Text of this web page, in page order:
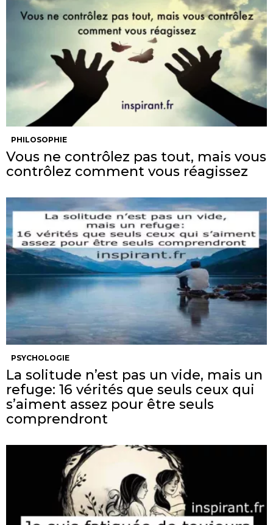
PHILOSOPHIE
Vous ne contrôlez pas tout, mais vous
contrôlez comment vous réagissez
PSYCHOLOGIE
La solitude n’est pas un vide, mais un
refuge: 16 vérités que seuls ceux qui
s’aiment assez pour être seuls
comprendront